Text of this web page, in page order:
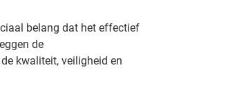
belang dat het effectief
de
kwaliteit, veiligheid en